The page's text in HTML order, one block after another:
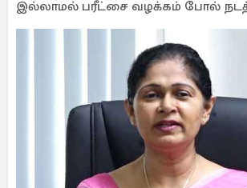
இல்லாமல் பரீட்சை வழக்கம் போல்